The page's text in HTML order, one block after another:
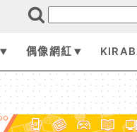
偶像網紅